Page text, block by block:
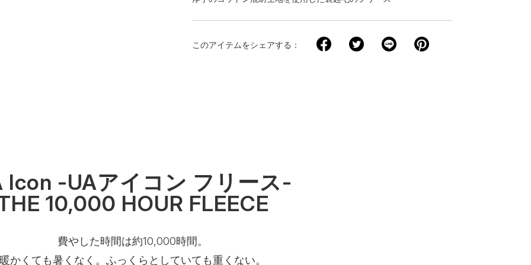
このアイテムをシェアする
Icon -UAアイコン フリース-
10,000 HOUR FLEECE
費やした時間は約10,000時間。
暖かくても暑くなく。ふっくらとしていても重くない。